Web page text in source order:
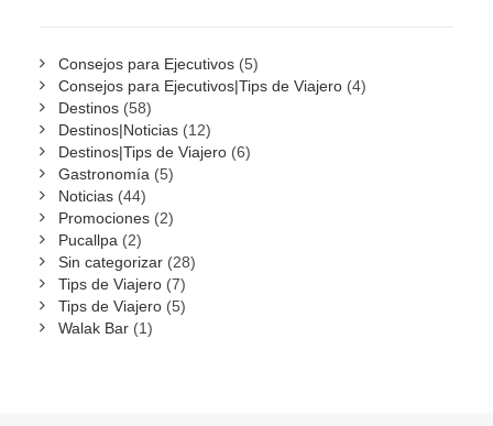
Consejos para Ejecutivos (5)
Consejos para Ejecutivos|Tips de Viajero (4)
Destinos (58)
Destinos|Noticias (12)
Destinos|Tips de Viajero (6)
Gastronomía (5)
Noticias (44)
Promociones (2)
Pucallpa (2)
Sin categorizar (28)
Tips de Viajero (7)
Tips de Viajero (5)
Walak Bar (1)